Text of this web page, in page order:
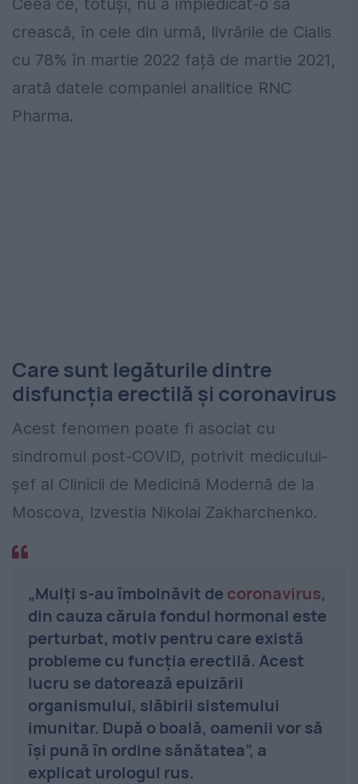
crească, în cele din urmă, livrările de Cialis
cu 78% în martie 2022 față de martie 2021,
arată datele companiei analitice RNC
Pharma.
Care sunt legăturile dintre
disfuncția erectilă și coronavirus
Acest fenomen poate fi asociat cu
sindromul post-COVID, potrivit medicului-
șef al Clinicii de Medicină Modernă de la
Moscova, Izvestia Nikolai Zakharchenko.
„Mulți s-au îmbolnăvit de coronavirus,
din cauza căruia fondul hormonal este
perturbat, motiv pentru care există
probleme cu funcția erectilă. Acest
lucru se datorează epuizării
organismului, slăbirii sistemului
imunitar. După o boală, oamenii vor să
își pună în ordine sănătatea”, a
explicat urologul rus.